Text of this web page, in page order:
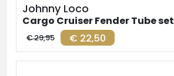
Johnny Loco
Cargo Cruiser Fender Tube set
€ 22,50
€ 29,95